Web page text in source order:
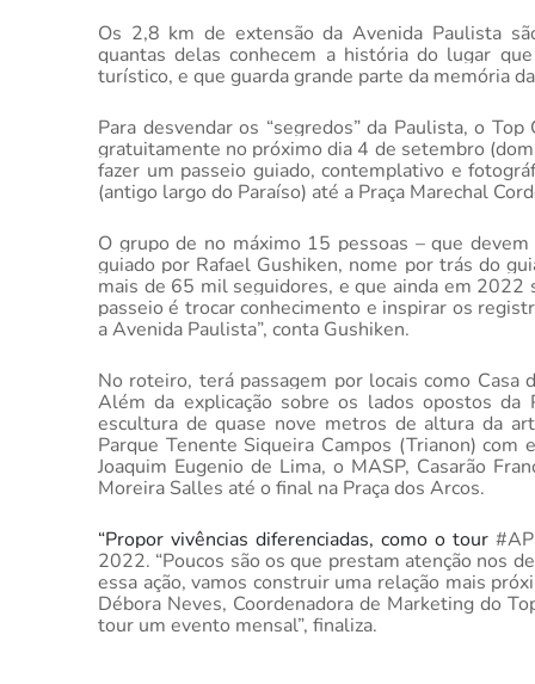
Os 2,8 km de extensão da Avenida Paulista
quantas delas conhecem a história do lugar
turístico, e que guarda grande parte da memória
Para desvendar os “segredos” da Paulista, o
gratuitamente no próximo dia 4 de setembro
fazer um passeio guiado, contemplativo e
(antigo largo do Paraíso) até a Praça Marechal
O grupo de no máximo 15 pessoas – que
guiado por Rafael Gushiken, nome por trás do
mais de 65 mil seguidores, e que ainda em 2022
passeio é trocar conhecimento e inspirar os
a Avenida Paulista”, conta Gushiken.
No roteiro, terá passagem por locais como Casa
Além da explicação sobre os lados opostos
escultura de quase nove metros de altura da
Parque Tenente Siqueira Campos (Trianon) com
Joaquim Eugenio de Lima, o MASP, Casarão
Moreira Salles até o final na Praça dos Arcos.
“Propor vivências diferenciadas, como o tour
2022. “Poucos são os que prestam atenção nos
essa ação, vamos construir uma relação mais
Débora Neves, Coordenadora de Marketing do
tour um evento mensal”, finaliza.